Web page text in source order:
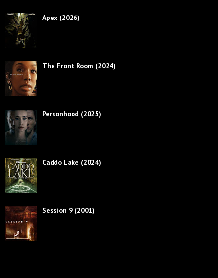
Apex (2026)
The Front Room (2024)
Personhood (2025)
Caddo Lake (2024)
Session 9 (2001)